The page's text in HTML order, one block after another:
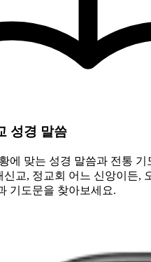
성경 말씀
에 맞는 성경 말씀과 전통 기
신교, 정교회 어느 신앙이든,
기도문을 찾아보세요.